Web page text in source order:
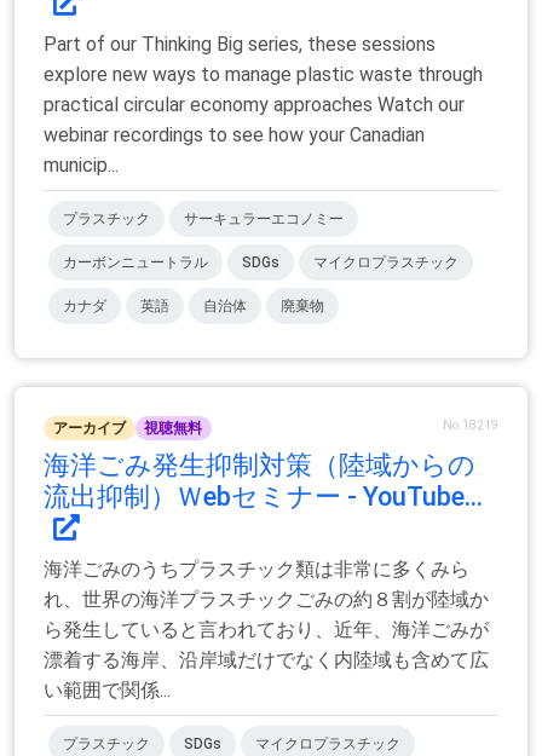
Part of our Thinking Big series, these sessions
explore new ways to manage plastic waste through
practical circular economy approaches Watch our
webinar recordings to see how your Canadian
municip...
プラスチック サーキュラーエコノミー
カーボンニュートラル SDGs マイクロプラスチック
カナダ 英語 自治体 廃棄物
アーカイブ 視聴無料 No.18219
海洋ごみ発生抑制対策（陸域からの
流出抑制）Ｗebセミナー - YouTube...
海洋ごみのうちプラスチック類は非常に多くみら
れ、世界の海洋プラスチックごみの約８割が陸域か
ら発生していると言われており、近年、海洋ごみが
漂着する海岸、沿岸域だけでなく内陸域も含めて広
い範囲で関係...
プラスチック SDGs マイクロプラスチック